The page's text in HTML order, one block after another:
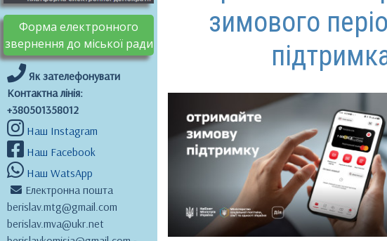
Форма електронного
звернення до міської ради
Як зателефонувати
Контактна лінія:
+380501358012
Наш Instagram
Наш Facebook
Наш WatsApp
Електронна пошта
berislav.mtg@gmail.com
berislav.mva@ukr.net
зимового